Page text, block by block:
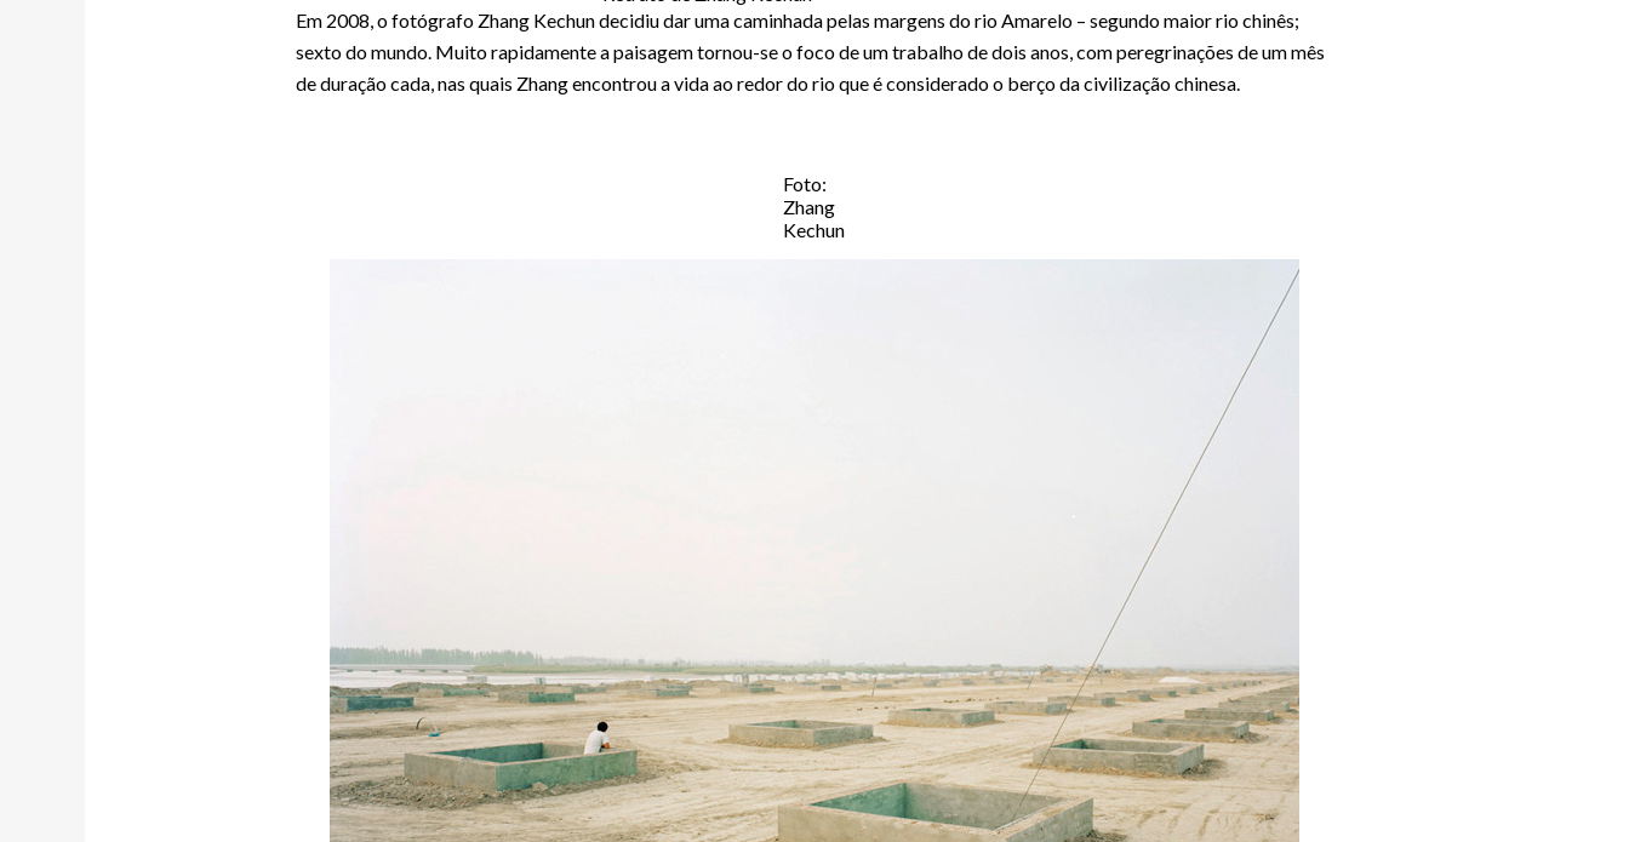
Em 2008, o fotógrafo Zhang Kechun decidiu dar uma caminhada pelas margens do rio Amarelo – segundo maior rio chinês;
sexto do mundo. Muito rapidamente a paisagem tornou-se o foco de um trabalho de dois anos, com peregrinações de um mês
de duração cada, nas quais Zhang encontrou a vida ao redor do rio que é considerado o berço da civilização chinesa.
Foto:
Zhang
Kechun